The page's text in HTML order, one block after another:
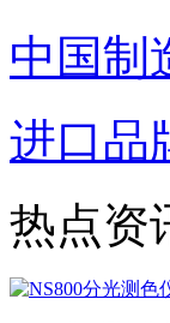
中国制
进口品
热点资